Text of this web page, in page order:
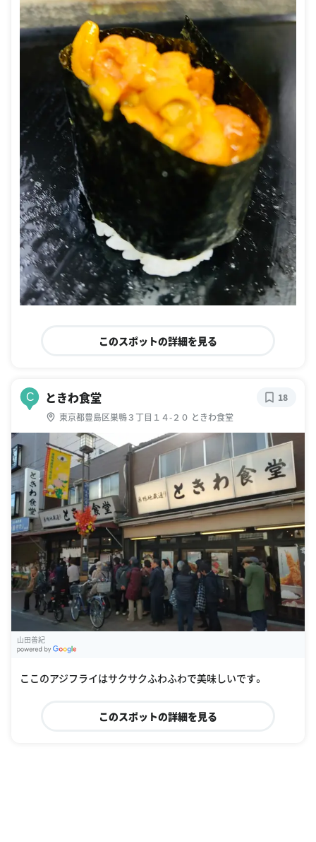
このスポットの詳細を見る
C ときわ食堂
東京都豊島区巣鴨３丁目１４-２０ ときわ食堂
18
山田善紀
ここのアジフライはサクサクふわふわで美味しいです。
このスポットの詳細を見る